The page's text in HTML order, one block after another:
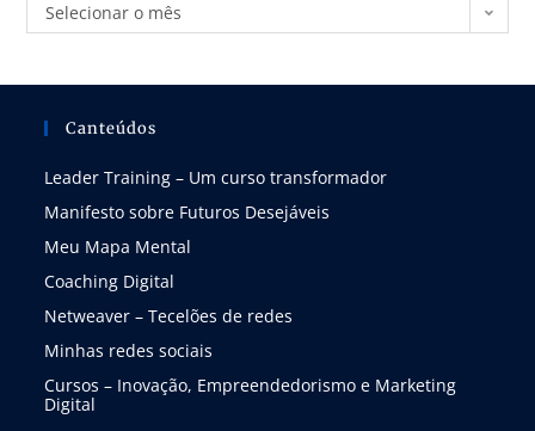
Selecionar o mês
Canteúdos
Leader Training – Um curso transformador
Manifesto sobre Futuros Desejáveis
Meu Mapa Mental
Coaching Digital
Netweaver – Tecelões de redes
Minhas redes sociais
Cursos – Inovação, Empreendedorismo e Marketing
Digital